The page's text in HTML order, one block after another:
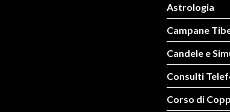
Astrologia
Campane
Candele e
Consulti
Corso di